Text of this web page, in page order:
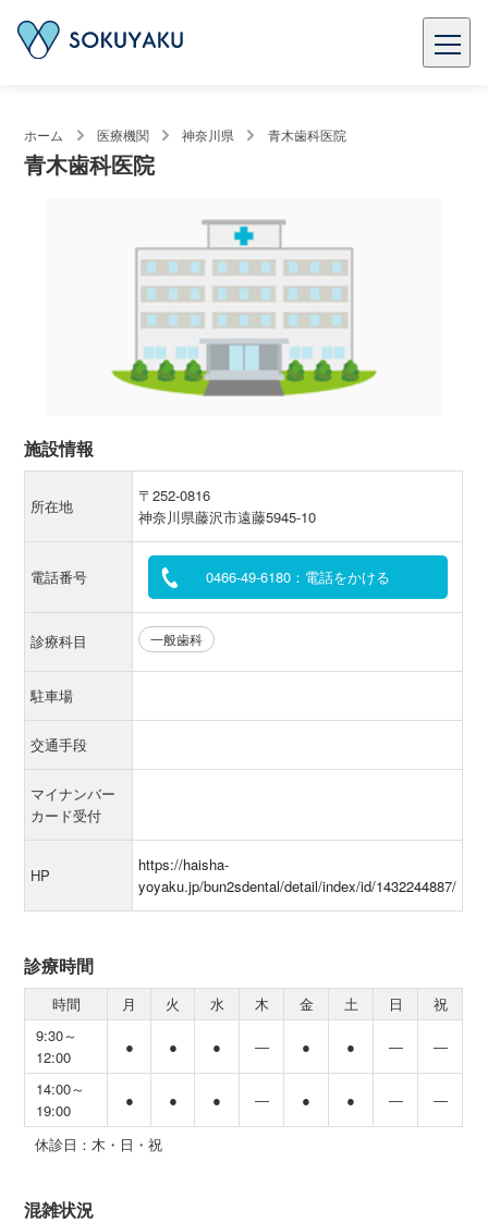
ホーム 医療機関 神奈川県 青木歯科医院
青木歯科医院
施設情報
所在地
〒252-0816
神奈川県藤沢市遠藤5945-10
電話番号 0466-49-6180：電話をかける
診療科目 一般歯科
駐車場
交通手段
マイナンバー
カード受付
HP
https://haisha-
yoyaku.jp/bun2sdental/detail/index/id/1432244887/
診療時間
時間 月 火 水 木 金 土 日
祝
9:30～
12:00
● ● ● ― ● ● ― ―
14:00～
19:00
● ● ● ― ● ● ― ―
休診日：木・日・祝
混雑状況